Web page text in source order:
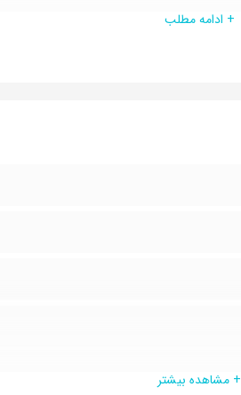
و جور آن است که سبب شده
+ ادامه مطلب
+ مشاهده بیشتر